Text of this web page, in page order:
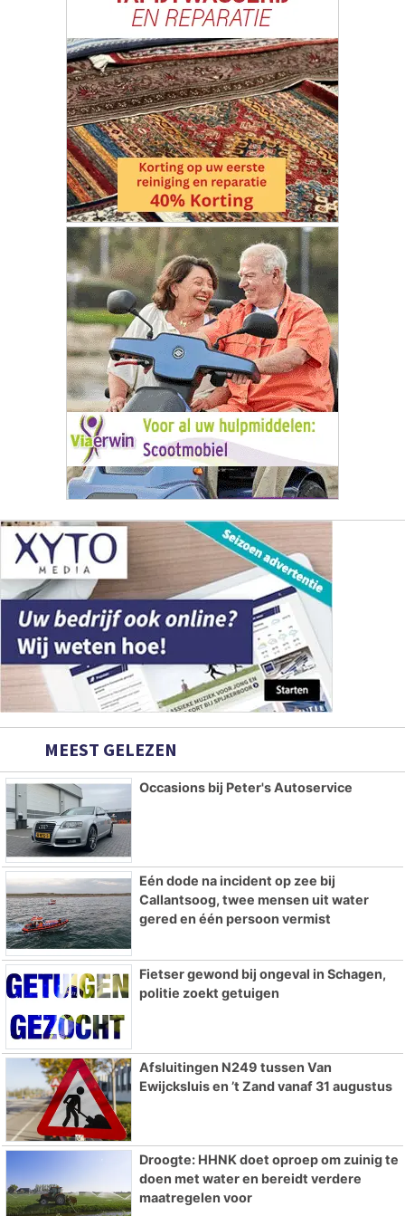
MEEST GELEZEN
Occasions bij Peter's Autoservice
Eén dode na incident op zee bij
Callantsoog, twee mensen uit water
gered en één persoon vermist
Fietser gewond bij ongeval in Schagen,
politie zoekt getuigen
Afsluitingen N249 tussen Van
Ewijcksluis en ’t Zand vanaf 31 augustus
Droogte: HHNK doet oproep om zuinig te
doen met water en bereidt verdere
maatregelen voor